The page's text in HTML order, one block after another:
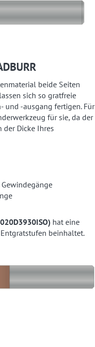
beide Seiten
sich so gratfreie
und -ausgang fertigen. Für
für sie, da der
Dicke Ihres
hat eine
beinhaltet.